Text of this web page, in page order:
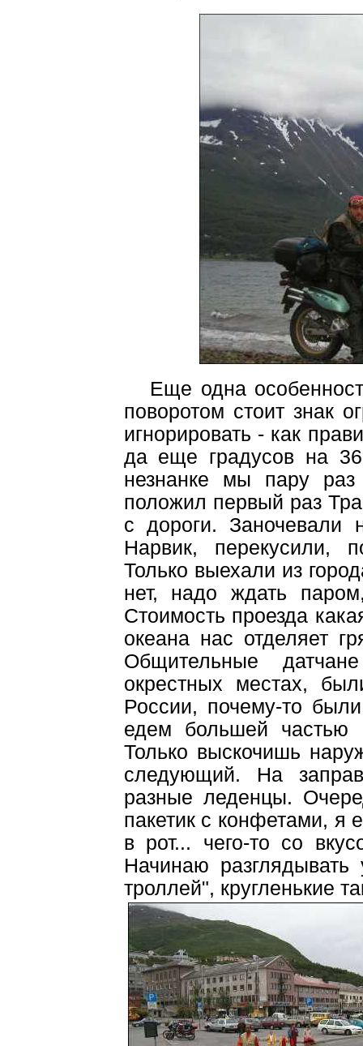
Еще одна
поворотом стоит знак
игнорировать - как
да еще градусов на
незнанке мы пару
положил первый раз
с дороги.
Нарвик, перекусили,
Только выехали из
нет, надо ждать
Стоимость проезда
океана нас отделяет
Общительные
окрестных местах,
России, почему-то
едем большей частью
Только выскочишь
следующий. На
разные леденцы.
пакетик с конфетами, я
в рот... чего-то со
Начинаю разглядывать
троллей", кругленькие